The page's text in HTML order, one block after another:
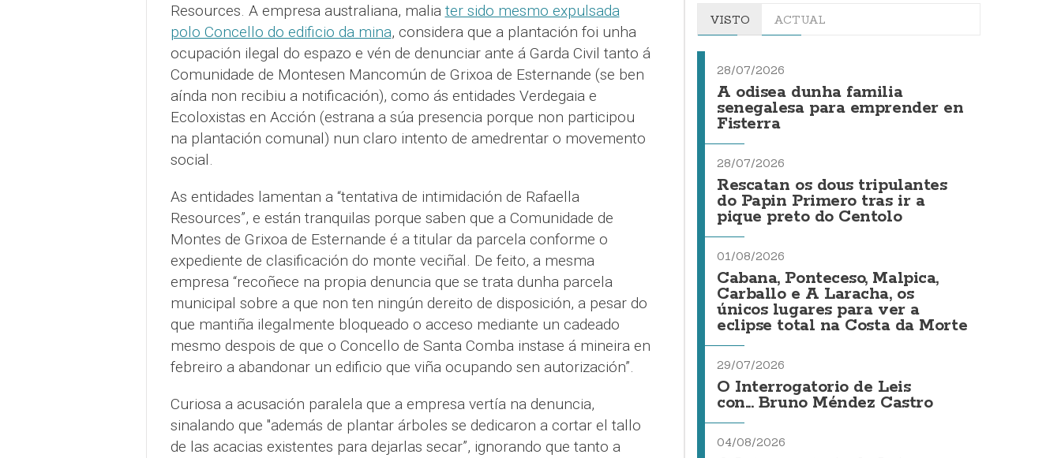
Resources. A empresa australiana, malia ter sido mesmo expulsada
polo Concello do edificio da mina, considera que a plantación foi unha
ocupación ilegal do espazo e vén de denunciar ante á Garda Civil tanto á
Comunidade de Montesen Mancomún de Grixoa de Esternande (se ben
aínda non recibiu a notificación), como ás entidades Verdegaia e
Ecoloxistas en Acción (estrana a súa presencia porque non participou
na plantación comunal) nun claro intento de amedrentar o movemento
social.
As entidades lamentan a “tentativa de intimidación de Rafaella
Resources”, e están tranquilas porque saben que a Comunidade de
Montes de Grixoa de Esternande é a titular da parcela conforme o
expediente de clasificación do monte veciñal. De feito, a mesma
empresa “recoñece na propia denuncia que se trata dunha parcela
municipal sobre a que non ten ningún dereito de disposición, a pesar do
que mantiña ilegalmente bloqueado o acceso mediante un cadeado
mesmo despois de que o Concello de Santa Comba instase á mineira en
febreiro a abandonar un edificio que viña ocupando sen autorización”.
Curiosa a acusación paralela que a empresa vertía na denuncia,
sinalando que "además de plantar árboles se dedicaron a cortar el tallo
de las acacias existentes para dejarlas secar”, ignorando que tanto a
VISTO ACTUAL
28/07/2026
A odisea dunha familia
senegalesa para emprender en
Fisterra
28/07/2026
Rescatan os dous tripulantes
do Papin Primero tras ir a
pique preto do Centolo
01/08/2026
Cabana, Ponteceso, Malpica,
Carballo e A Laracha, os
únicos lugares para ver a
eclipse total na Costa da Morte
29/07/2026
O Interrogatorio de Leis
con... Bruno Méndez Castro
04/08/2026